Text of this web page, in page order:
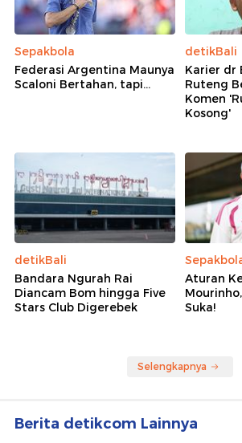
Sepakbola
Federasi Argentina Maunya
Scaloni Bertahan, tapi...
detikBali
Karier dr
Ruteng
Komen
Kosong'
detikBali
Bandara Ngurah Rai
Diancam Bom hingga Five
Stars Club Digerebek
Aturan
Suka!
Selengkapnya
Berita detikcom Lainnya